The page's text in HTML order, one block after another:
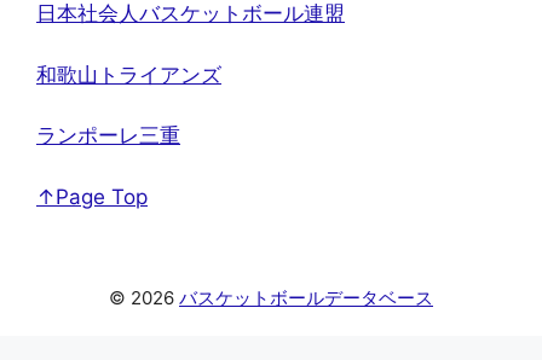
日本社会人バスケットボール連盟
和歌山トライアンズ
ランポーレ三重
↑Page Top
© 2026 バスケットボールデータベース